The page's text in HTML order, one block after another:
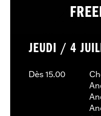
JEUDI / 4
Dès 15.00